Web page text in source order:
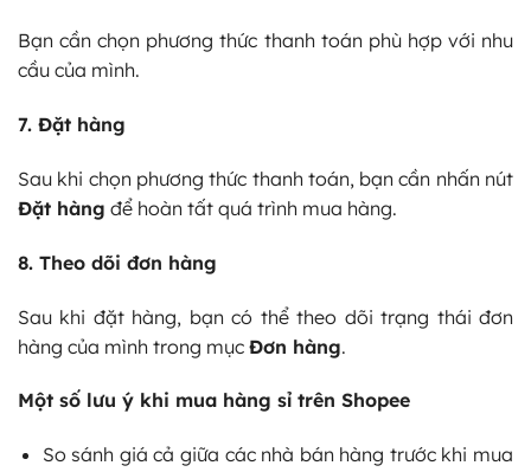
Bạn cần chọn phương thức thanh toán phù hợp với nhu
cầu của mình.
7. Đặt hàng
Sau khi chọn phương thức thanh toán, bạn cần nhấn nút
Đặt hàng để hoàn tất quá trình mua hàng.
8. Theo dõi đơn hàng
Sau khi đặt hàng, bạn có thể theo dõi trạng thái đơn
hàng của mình trong mục Đơn hàng.
Một số lưu ý khi mua hàng sỉ trên Shopee
So sánh giá cả giữa các nhà bán hàng trước khi mua